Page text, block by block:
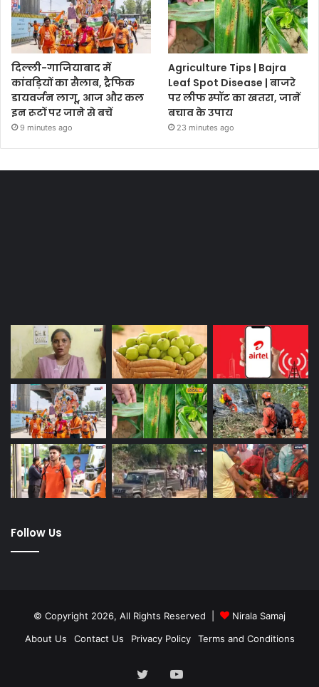
दिल्ली-गाजियाबाद में
कांवड़ियों का सैलाब, ट्रैफिक
डायवर्जन लागू, आज और कल
इन रूटों पर जाने से बचें
9 minutes ago
Agriculture Tips | Bajra
Leaf Spot Disease | बाजरे
पर लीफ स्पॉट का खतरा, जानें
बचाव के उपाय
23 minutes ago
Follow Us
© Copyright 2026, All Rights Reserved |
Nirala Samaj
About Us
Contact Us Privacy Policy Terms and Conditions
TwitterYouTube